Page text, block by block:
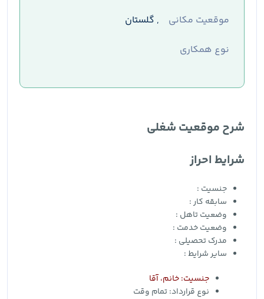
موقعیت مکانی
, گلستان
نوع همکاری
شرح موقعیت شغلی
شرایط احراز
جنسیت :
سابقه کار :
وضعیت تاهل :
وضعیت خدمت :
مدرک تحصیلی :
سایر شرایط :
جنسیت: خانم، آقا
نوع قرارداد:تمام وقت